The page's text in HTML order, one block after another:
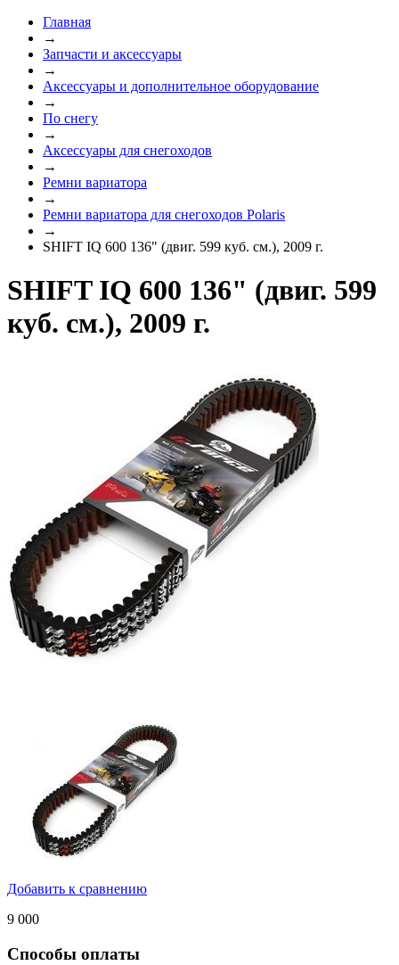
Главная
→
Запчасти и аксессуары
→
Аксессуары и дополнительное оборудование
→
По снегу
→
Аксессуары для снегоходов
→
Ремни вариатора
→
Ремни вариатора для снегоходов Polaris
→
SHIFT IQ 600 136" (двиг. 599 куб. см.), 2009 г.
SHIFT IQ 600 136" (двиг. 599
куб. см.), 2009 г.
Добавить к сравнению
9 000
Способы оплаты